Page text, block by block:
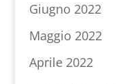
Giugno 2022
Maggio 2022
Aprile 2022